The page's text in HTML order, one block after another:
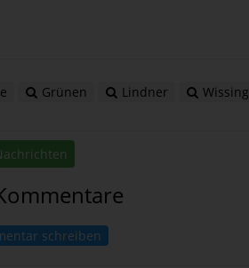
Grünen Lindner Wissing
schreiben